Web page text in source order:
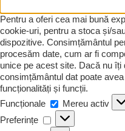
Pentru a oferi cea mai bună
cookie-uri, pentru a stoca și/
dispozitive. Consimțământul
procesăm date, cum ar fi
unice pe acest site. Dacă nu
consimțământul dat poate
funcționalități și funcții.
Funcționale
Funcționale
Mereu activ
Preferințe
Preferințe